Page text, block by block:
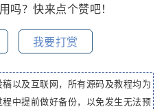
吗？快来点个赞吧！
我要打赏
以及互联网，所有源码及教程均为
中提前做好备份，以免发生无法预